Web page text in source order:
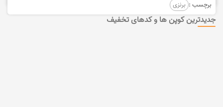
برچسب : برنزی
جدیدترین کوپن ها و کدهای تخفیف